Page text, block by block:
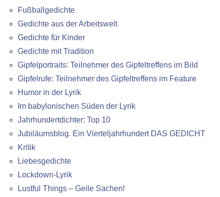
Fußballgedichte
Gedichte aus der Arbeitswelt
Gedichte für Kinder
Gedichte mit Tradition
Gipfelportraits: Teilnehmer des Gipfeltreffens im Bild
Gipfelrufe: Teilnehmer des Gipfeltreffens im Feature
Humor in der Lyrik
Im babylonischen Süden der Lyrik
Jahrhundertdichter: Top 10
Jubiläumsblog. Ein Vierteljahrhundert DAS GEDICHT
Kritik
Liebesgedichte
Lockdown-Lyrik
Lustful Things – Geile Sachen!